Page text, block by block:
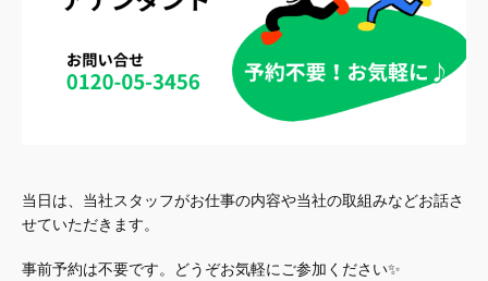
当日は、当社スタッフがお仕事の内容や当社の取組みなどお話さ
せていただきます。
事前予約は不要です。どうぞお気軽にご参加ください✨